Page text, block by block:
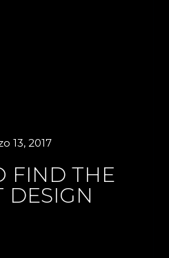
13, 2017
FIND THE
DESIGN